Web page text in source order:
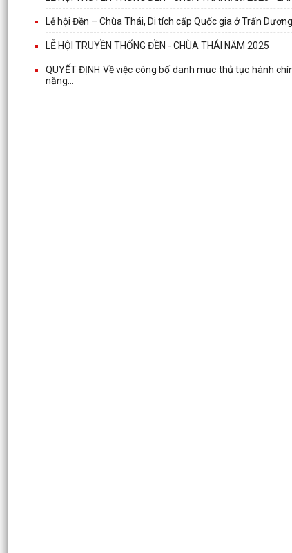
Lễ hội Đền – Chùa Thái, Di tích cấp Quốc gia ở Trấn
LỄ HỘI TRUYỀN THỐNG ĐỀN - CHÙA THÁI NĂM 2025
QUYẾT ĐỊNH Về việc công bố danh mục thủ tục hành
năng...